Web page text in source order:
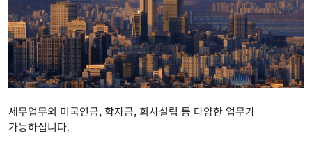
세무업무외 미국연금, 학자금, 회사설립 등 다양한 업무가
가능하십니다.